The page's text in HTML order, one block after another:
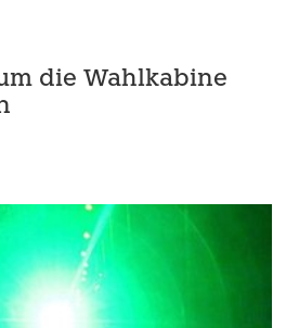
die Wahlkabine